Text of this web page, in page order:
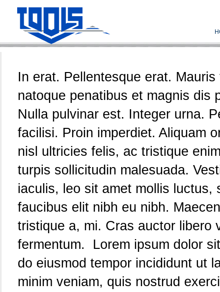
In erat. Pellentesque erat.
natoque penatibus et magnis dis
Nulla pulvinar est. Integer urna.
facilisi. Proin imperdiet. Aliquam
nisl ultricies felis, ac tristique
turpis sollicitudin malesuada.
iaculis, leo sit amet mollis luctus,
faucibus elit nibh eu nibh.
tristique a, mi. Cras auctor libero
fermentum.
Lorem ipsum dolor
do eiusmod tempor incididunt ut
minim veniam, quis nostrud